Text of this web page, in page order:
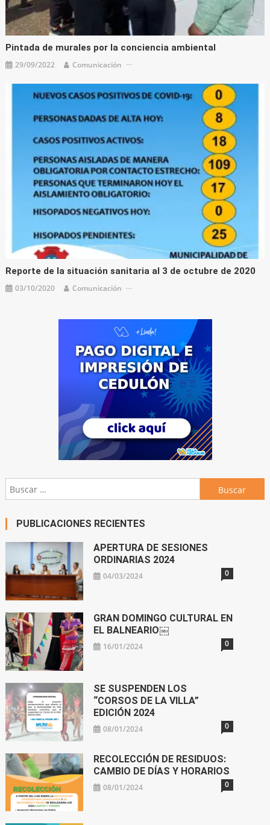
Pintada de murales por la conciencia ambiental
29/09/2022 Comunicación
Reporte de la situación sanitaria al 3 de octubre de 2020
03/10/2020 Comunicación
Buscar:
PUBLICACIONES RECIENTES
APERTURA DE SESIONES
ORDINARIAS 2024
04/03/2024 0
GRAN DOMINGO CULTURAL EN
EL BALNEARIO￼
16/01/2024 0
SE SUSPENDEN LOS
“CORSOS DE LA VILLA”
EDICIÓN 2024
08/01/2024 0
RECOLECCIÓN DE RESIDUOS:
CAMBIO DE DÍAS Y HORARIOS
08/01/2024 0